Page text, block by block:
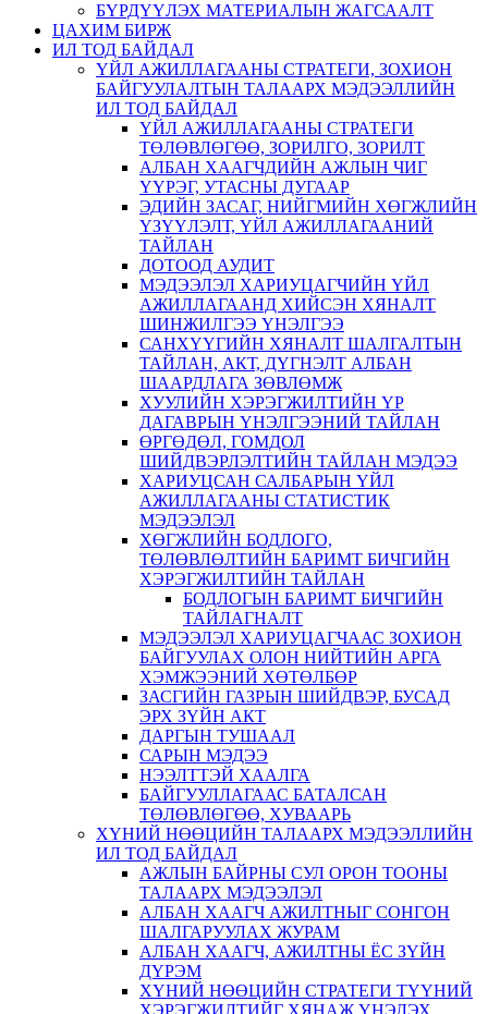
БҮРДҮҮЛЭХ МАТЕРИАЛЫН ЖАГСААЛТ
ЦАХИМ БИРЖ
ИЛ ТОД БАЙДАЛ
ҮЙЛ АЖИЛЛАГААНЫ СТРАТЕГИ, ЗОХИОН
БАЙГУУЛАЛТЫН ТАЛААРХ МЭДЭЭЛЛИЙН
ИЛ ТОД БАЙДАЛ
ҮЙЛ АЖИЛЛАГААНЫ СТРАТЕГИ
ТӨЛӨВЛӨГӨӨ, ЗОРИЛГО, ЗОРИЛТ
АЛБАН ХААГЧДИЙН АЖЛЫН ЧИГ
ҮҮРЭГ, УТАСНЫ ДУГААР
ЭДИЙН ЗАСАГ, НИЙГМИЙН ХӨГЖЛИЙН
ҮЗҮҮЛЭЛТ, ҮЙЛ АЖИЛЛАГААНИЙ
ТАЙЛАН
ДОТООД АУДИТ
МЭДЭЭЛЭЛ ХАРИУЦАГЧИЙН ҮЙЛ
АЖИЛЛАГААНД ХИЙСЭН ХЯНАЛТ
ШИНЖИЛГЭЭ ҮНЭЛГЭЭ
САНХҮҮГИЙН ХЯНАЛТ ШАЛГАЛТЫН
ТАЙЛАН, АКТ, ДҮГНЭЛТ АЛБАН
ШААРДЛАГА ЗӨВЛӨМЖ
ХУУЛИЙН ХЭРЭГЖИЛТИЙН ҮР
ДАГАВРЫН ҮНЭЛГЭЭНИЙ ТАЙЛАН
ӨРГӨДӨЛ, ГОМДОЛ
ШИЙДВЭРЛЭЛТИЙН ТАЙЛАН МЭДЭЭ
ХАРИУЦСАН САЛБАРЫН ҮЙЛ
АЖИЛЛАГААНЫ СТАТИСТИК
МЭДЭЭЛЭЛ
ХӨГЖЛИЙН БОДЛОГО,
ТӨЛӨВЛӨЛТИЙН БАРИМТ БИЧГИЙН
ХЭРЭГЖИЛТИЙН ТАЙЛАН
БОДЛОГЫН БАРИМТ БИЧГИЙН
ТАЙЛАГНАЛТ
МЭДЭЭЛЭЛ ХАРИУЦАГЧААС ЗОХИОН
БАЙГУУЛАХ ОЛОН НИЙТИЙН АРГА
ХЭМЖЭЭНИЙ ХӨТӨЛБӨР
ЗАСГИЙН ГАЗРЫН ШИЙДВЭР, БУСАД
ЭРХ ЗҮЙН АКТ
ДАРГЫН ТУШААЛ
САРЫН МЭДЭЭ
НЭЭЛТТЭЙ ХААЛГА
БАЙГУУЛЛАГААС БАТАЛСАН
ТӨЛӨВЛӨГӨӨ, ХУВААРЬ
ХҮНИЙ НӨӨЦИЙН ТАЛААРХ МЭДЭЭЛЛИЙН
ИЛ ТОД БАЙДАЛ
АЖЛЫН БАЙРНЫ СУЛ ОРОН ТООНЫ
ТАЛААРХ МЭДЭЭЛЭЛ
АЛБАН ХААГЧ АЖИЛТНЫГ СОНГОН
ШАЛГАРУУЛАХ ЖУРАМ
АЛБАН ХААГЧ, АЖИЛТНЫ ЁС ЗҮЙН
ДҮРЭМ
ХҮНИЙ НӨӨЦИЙН СТРАТЕГИ ТҮҮНИЙ
ХЭРЭГЖИЛТИЙГ ХЯНАЖ ҮНЭЛЭХ